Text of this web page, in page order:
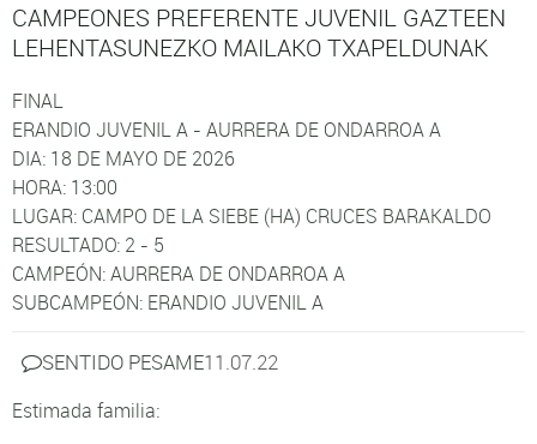
CAMPEONES PREFERENTE JUVENIL GAZTEEN
LEHENTASUNEZKO MAILAKO TXAPELDUNAK
FINAL
ERANDIO JUVENIL A - AURRERA DE ONDARROA A
DIA: 18 DE MAYO DE 2026
HORA: 13:00
LUGAR: CAMPO DE LA SIEBE (HA) CRUCES BARAKALDO
RESULTADO: 2 - 5
CAMPEÓN:AURRERA DE ONDARROA A
SUBCAMPEÓN: ERANDIO JUVENIL A
SENTIDO PESAME11.07.22
Estimada familia: